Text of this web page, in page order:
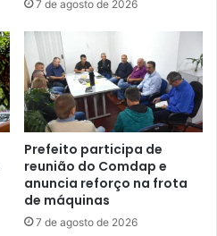
7 de agosto de 2026
Prefeito participa de
reunião do Comdap e
anuncia reforço na frota
de máquinas
7 de agosto de 2026